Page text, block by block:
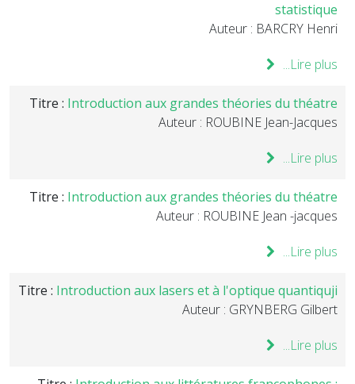
statistique
Auteur : BARCRY Henri
Lire plus...
Titre : Introduction aux grandes théories du théatre
Auteur : ROUBINE Jean-Jacques
Lire plus...
Titre : Introduction aux grandes théories du théatre
Auteur : ROUBINE Jean -jacques
Lire plus...
Titre : Introduction aux lasers et à l'optique quantiquji
Auteur : GRYNBERG Gilbert
Lire plus...